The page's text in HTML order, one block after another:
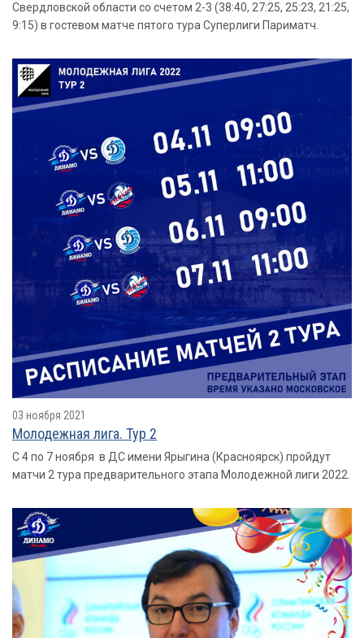
Свердловской области со счетом 2-3 (38:40, 27:25, 25:23, 21:25,
9:15) в гостевом матче пятого тура Суперлиги Париматч.
03 ноября 2021
Молодежная лига. Тур 2
С 4 по 7 ноября в ДС имени Ярыгина (Красноярск) пройдут
матчи 2 тура предварительного этапа Молодежной лиги 2022.